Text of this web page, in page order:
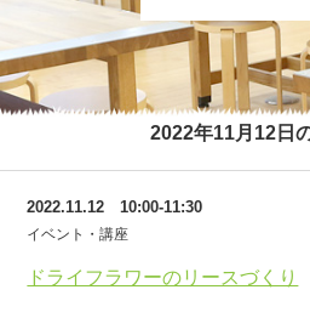
2022年11月12日
ドライフラワーのリースづくり
2022.11.12 10:00-11:30
イベント・講座